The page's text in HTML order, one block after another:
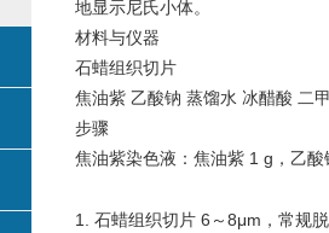
地显示尼氏小体。
材料与仪器
石蜡组织切片
焦油紫 乙酸钠 蒸馏水 冰醋酸 二
步骤
焦油紫染色液：焦油紫 1 g，乙
1. 石蜡组织切片 6～8μm，常规脱